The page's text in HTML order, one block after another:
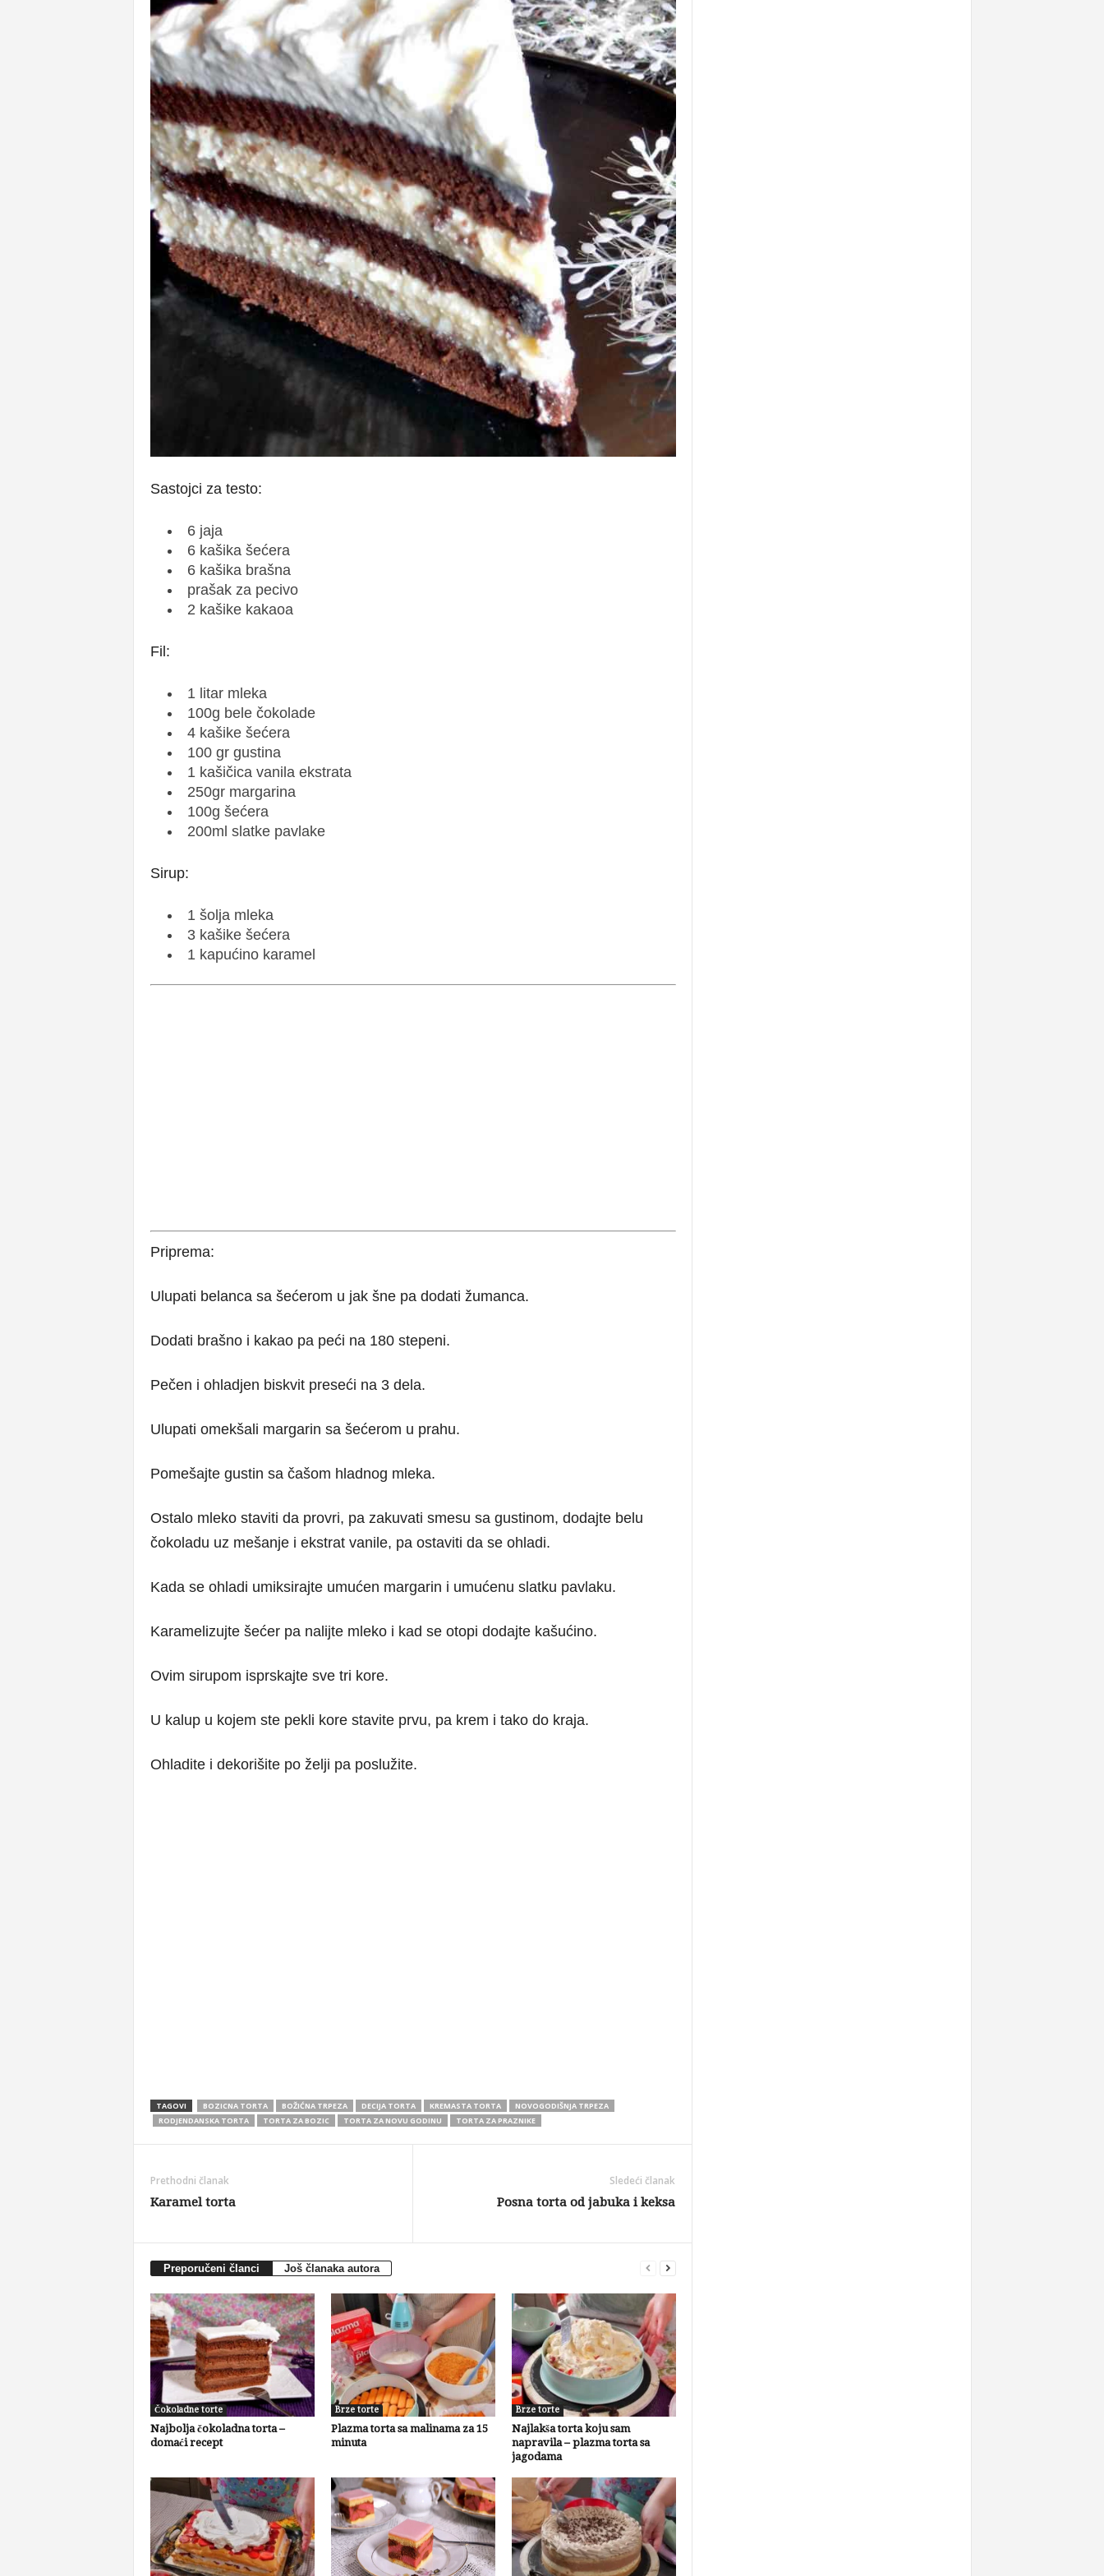
Sastojci za testo:
6 jaja
6 kašika šećera
6 kašika brašna
prašak za pecivo
2 kašike kakaoa
Fil:
1 litar mleka
100g bele čokolade
4 kašike šećera
100 gr gustina
1 kašičica vanila ekstrata
250gr margarina
100g šećera
200ml slatke pavlake
Sirup:
1 šolja mleka
3 kašike šećera
1 kapućino karamel
Priprema:
Ulupati belanca sa šećerom u jak šne pa dodati žumanca.
Dodati brašno i kakao pa peći na 180 stepeni.
Pečen i ohladjen biskvit preseći na 3 dela.
Ulupati omekšali margarin sa šećerom u prahu.
Pomešajte gustin sa čašom hladnog mleka.
Ostalo mleko staviti da provri, pa zakuvati smesu sa gustinom, dodajte belu
čokoladu uz mešanje i ekstrat vanile, pa ostaviti da se ohladi.
Kada se ohladi umiksirajte umućen margarin i umućenu slatku pavlaku.
Karamelizujte šećer pa nalijte mleko i kad se otopi dodajte kašućino.
Ovim sirupom isprskajte sve tri kore.
U kalup u kojem ste pekli kore stavite prvu, pa krem i tako do kraja.
Ohladite i dekorišite po želji pa poslužite.
TAGOVI BOZICNA TORTA BOŽIĆNA TRPEZA DECIJA TORTA KREMASTA TORTA
NOVOGODIŠNJA TRPEZA
RODJENDANSKA TORTA
TORTA ZA BOZIC TORTA ZA NOVU GODINU TORTA ZA PRAZNIKE
Prethodni članak
Karamel torta
Sledeći članak
Posna torta od jabuka i keksa
Preporučeni članci Još članaka autora
Čokoladne torte
Najbolja čokoladna torta –
domaći recept
Brze torte
Plazma torta sa malinama za 15
minuta
Brze torte
Najlakša torta koju sam
napravila – plazma torta sa
jagodama